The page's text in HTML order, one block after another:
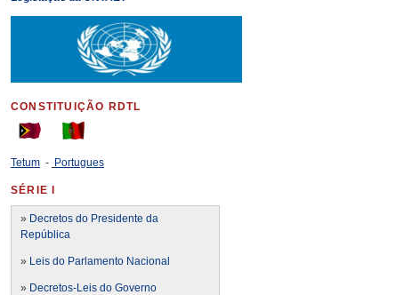
CONSTITUIÇÃO RDTL
Tetum - Portugues
SÉRIE I
» Decretos do Presidente da
República
» Leis do Parlamento Nacional
» Decretos-Leis do Governo